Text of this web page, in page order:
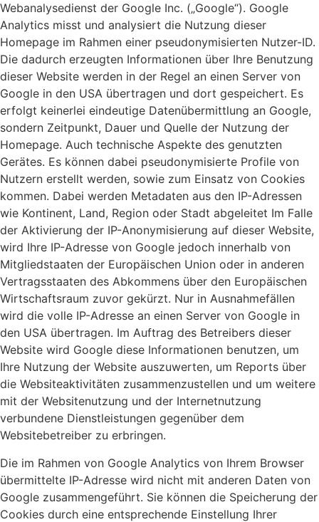
Webanalysedienst der Google Inc. („Google“). Google
Analytics misst und analysiert die Nutzung dieser
Homepage im Rahmen einer pseudonymisierten Nutzer-ID.
Die dadurch erzeugten Informationen über Ihre Benutzung
dieser Website werden in der Regel an einen Server von
Google in den USA übertragen und dort gespeichert. Es
erfolgt keinerlei eindeutige Datenübermittlung an Google,
sondern Zeitpunkt, Dauer und Quelle der Nutzung der
Homepage. Auch technische Aspekte des genutzten
Gerätes. Es können dabei pseudonymisierte Profile von
Nutzern erstellt werden, sowie zum Einsatz von Cookies
kommen. Dabei werden Metadaten aus den IP-Adressen
wie Kontinent, Land, Region oder Stadt abgeleitet Im Falle
der Aktivierung der IP-Anonymisierung auf dieser Website,
wird Ihre IP-Adresse von Google jedoch innerhalb von
Mitgliedstaaten der Europäischen Union oder in anderen
Vertragsstaaten des Abkommens über den Europäischen
Wirtschaftsraum zuvor gekürzt. Nur in Ausnahmefällen
wird die volle IP-Adresse an einen Server von Google in
den USA übertragen. Im Auftrag des Betreibers dieser
Website wird Google diese Informationen benutzen, um
Ihre Nutzung der Website auszuwerten, um Reports über
die Websiteaktivitäten zusammenzustellen und um weitere
mit der Websitenutzung und der Internetnutzung
verbundene Dienstleistungen gegenüber dem
Websitebetreiber zu erbringen.
Die im Rahmen von Google Analytics von Ihrem Browser
übermittelte IP-Adresse wird nicht mit anderen Daten von
Google zusammengeführt. Sie können die Speicherung der
Cookies durch eine entsprechende Einstellung Ihrer